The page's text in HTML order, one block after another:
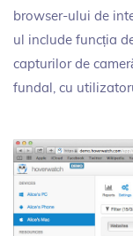
browser-ului de
ul include funcția
capturilor de
fundal, cu